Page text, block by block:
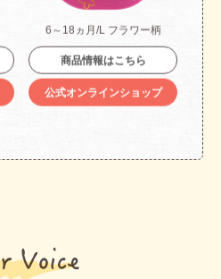
6～18ヵ月/L フラワー柄
商品情報はこちら
公式オンラインショップ